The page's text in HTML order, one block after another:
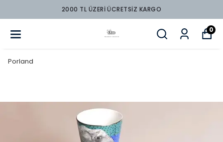
2000 TL ÜZERİ ÜCRETSİZ KARGO
0
Porland